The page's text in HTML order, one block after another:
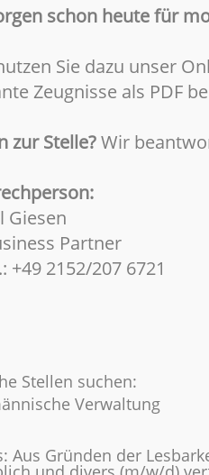
schon heute für
Sie dazu unser
Zeugnisse als PDF
zur Stelle?Wir
Giesen
Partner
+49 2152/207 6721
Stellen suchen:
Verwaltung
Aus Gründen der